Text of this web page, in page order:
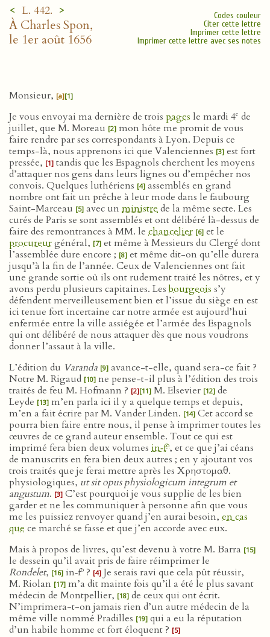
< L. 442. >
À Charles Spon,
le 1er août 1656
Codes couleur
Citer cette lettre
Imprimer cette lettre
Imprimer cette lettre avec ses notes
Monsieur, [a][1]
Je vous envoyai ma dernière de trois pages le mardi 4e de
juillet, que M. Moreau [2] mon hôte me promit de vous
faire rendre par ses correspondants à Lyon. Depuis ce
temps-là, nous apprenons ici que Valenciennes [3] est fort
pressée, [1] tandis que les Espagnols cherchent les moyens
d’attaquer nos gens dans leurs lignes ou d’empêcher nos
convois. Quelques luthériens [4] assemblés en grand
nombre ont fait un prêche à leur mode dans le faubourg
Saint-Marceau [5] avec un ministrede la même secte. Les
curés de Paris se sont assemblés et ont délibéré là-dessus de
faire des remontrances à MM. le chancelier [6] et le
procureurgénéral, [7] et même à Messieurs du Clergé dont
l’assemblée dure encore ; [8] et même dit-on qu’elle durera
jusqu’à la fin de l’année. Ceux de Valenciennes ont fait
une grande sortie où ils ont rudement traité les nôtres, et y
avons perdu plusieurs capitaines. Lesbourgeois s’y
défendent merveilleusement bien et l’issue du siège en est
ici tenue fort incertaine car notre armée est aujourd’hui
enfermée entre la ville assiégée et l’armée des Espagnols
qui ont délibéré de nous attaquer dès que nous voudrons
donner l’assaut à la ville.
L’édition du Varanda [9] avance-t-elle, quand sera-ce fait ?
Notre M. Rigaud [10] ne pense-t-il plus à l’édition des trois
traités de feu M. Hofmann ? [2][11] M. Elsevier [12] de
Leyde [13] m’en parla ici il y a quelque temps et depuis,
m’en a fait écrire par M. Vander Linden. [14] Cet accord se
pourra bien faire entre nous, il pense à imprimer toutes les
œuvres de ce grand auteur ensemble. Tout ce qui est
imprimé fera bien deux volumes in‑fo, et ce que j’ai céans
de manuscrits en fera bien deux autres ; en y ajoutant vos
trois traités que je ferai mettre après les Χρηστομαθ.
physiologiques, ut sit opus physiologicum integrum et
angustum. [3] C’est pourquoi je vous supplie de les bien
garder et ne les communiquer à personne afin que vous
me les puissiez renvoyer quand j’en aurai besoin, en cas
que ce marché se fasse et que j’en accorde avec eux.
Mais à propos de livres, qu’est devenu à votre M. Barra [15]
le dessein qu’il avait pris de faire réimprimer le
Rondelet, [16] in‑fo ? [4] Je serais ravi que cela pût réussir,
M. Riolan [17] m’a dit mainte fois qu’il a été le plus savant
médecin de Montpellier, [18] de ceux qui ont écrit.
N’imprimera-t-on jamais rien d’un autre médecin de la
même ville nommé Pradilles [19] qui a eu la réputation
d’un habile homme et fort éloquent ? [5]